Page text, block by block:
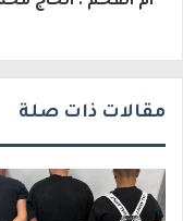
مقالات ذات صلة